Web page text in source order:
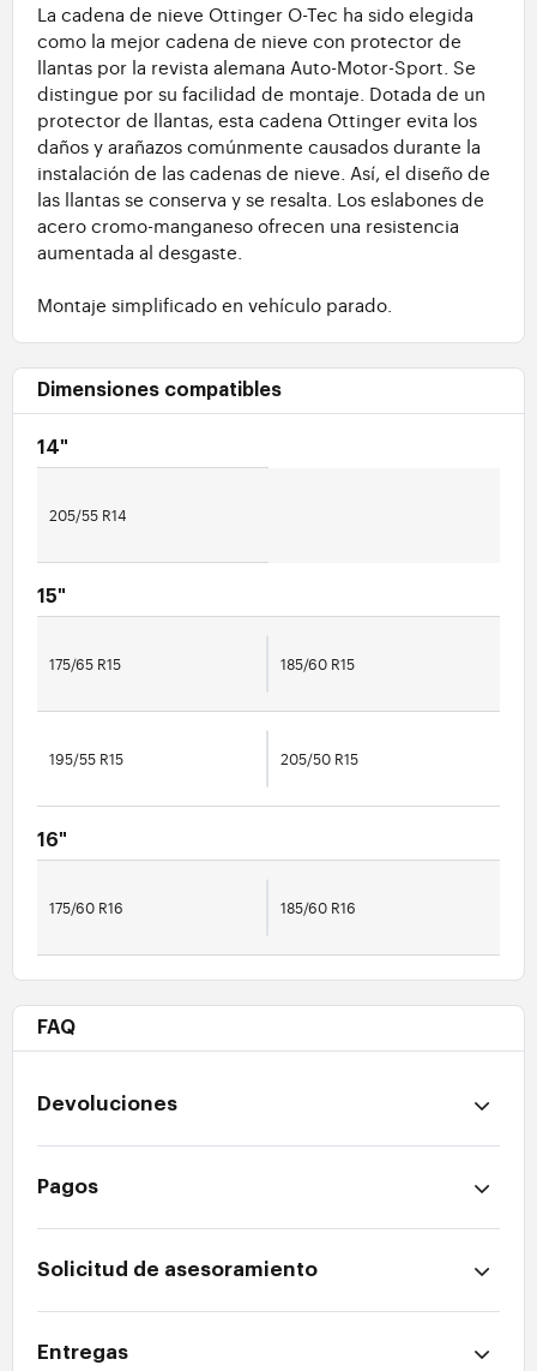
La cadena de nieve Ottinger O-Tec ha sido elegida
como la mejor cadena de nieve con protector de
llantas por la revista alemana Auto-Motor-Sport. Se
distingue por su facilidad de montaje. Dotada de un
protector de llantas, esta cadena Ottinger evita los
daños y arañazos comúnmente causados durante la
instalación de las cadenas de nieve. Así, el diseño de
las llantas se conserva y se resalta. Los eslabones de
acero cromo-manganeso ofrecen una resistencia
aumentada al desgaste.
Montaje simplificado en vehículo parado.
Dimensiones compatibles
14"
205/55 R14
15"
175/65 R15 185/60 R15
195/55 R15 205/50 R15
16"
175/60 R16 185/60 R16
FAQ
Devoluciones
Pagos
Solicitud de asesoramiento
Entregas